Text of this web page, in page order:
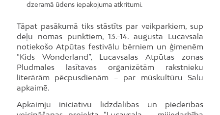
dzeramā ūdens iepakojuma atkritumi.
Tāpat pasākumā tiks stāstīts par veikparkiem, sup
dēļu nomas punktiem, 13.-14. augustā Lucavsalā
notiekošo Atpūtas festivālu bērniem un ģimenēm
“Kids Wonderland”, Lucavsalas Atpūtas zonas
Pludmales lasītavas organizētām rakstnieku
literārām pēcpusdienām – par mūskultūru Salu
apkaimē.
Apkaimju iniciatīvu līdzdalības un piederības